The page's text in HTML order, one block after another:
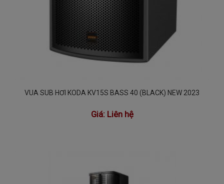
VUA SUB HƠI KODA KV15S BASS 40 (BLACK) NEW 2023
Giá: Liên hệ